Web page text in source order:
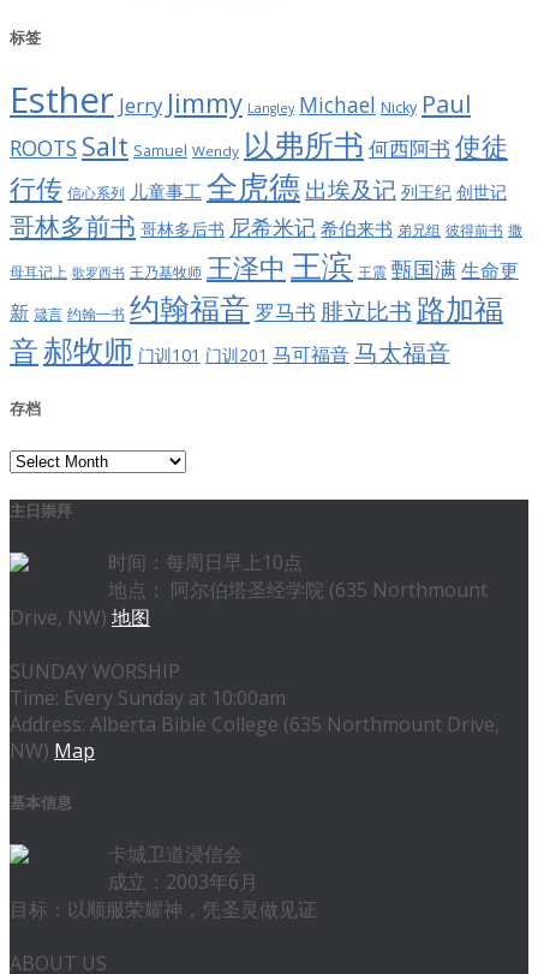
标签
Esther Jerry Jimmy Langley Michael Nicky Paul
ROOTS Salt Samuel Wendy 以弗所书 何西阿书 使徒
行传 信心系列 儿童事工 全虎德出埃及记 列王纪 创世记
哥林多前书 哥林多后书 尼希米记 希伯来书 弟兄组 彼得前书 撒
母耳记上 歌罗西书 王乃基牧师 王泽中 王滨 王震 甄国满生命更
新 箴言 约翰一书 约翰福音 罗马书 腓立比书 路加福
音郝牧师 门训101 门训201 马可福音 马太福音
存档
存
主日崇拜
时间：每周日早上10点
地点： 阿尔伯塔圣经学院 (635 Northmount
Drive, NW) 地图
SUNDAY WORSHIP
Time: Every Sunday at 10:00am
Address: Alberta Bible College (635 Northmount Drive,
NW) Map
基本信息
卡城卫道浸信会
成立：2003年6月
目标：以顺服荣耀神，凭圣灵做见证
ABOUT US